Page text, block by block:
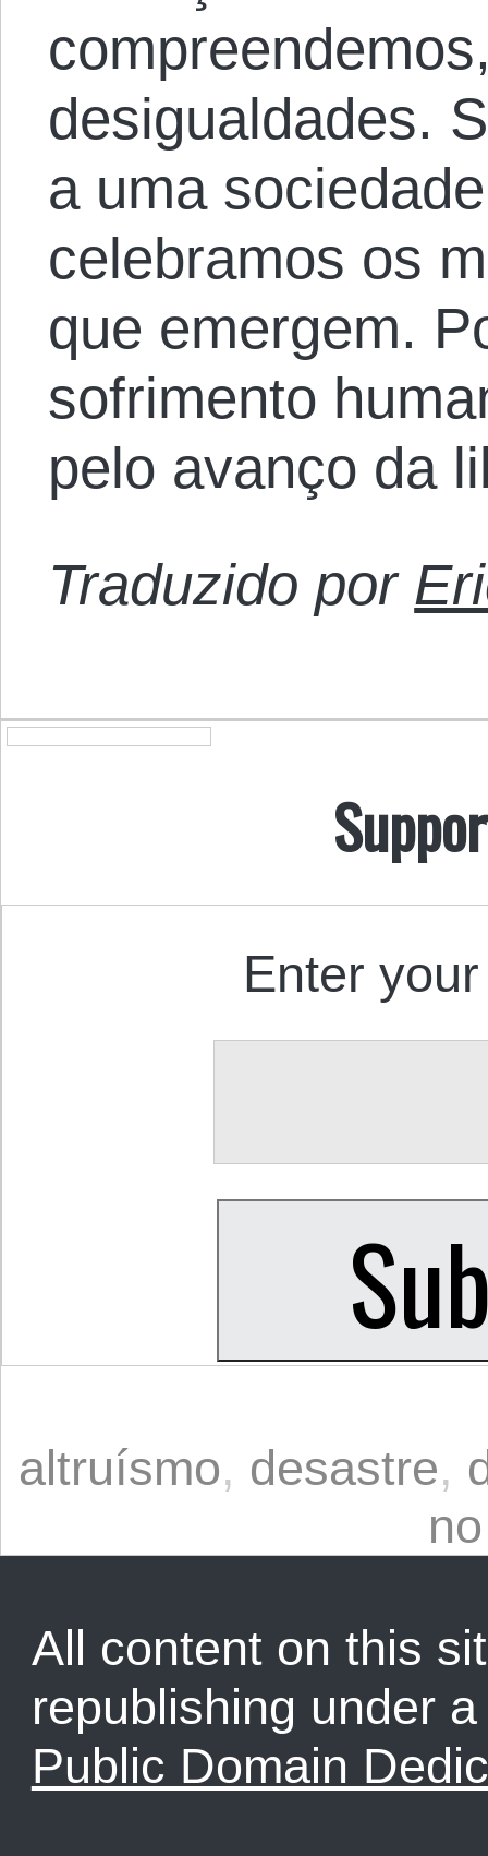
desigualdades.
a uma
celebramos os
que emergem.
sofrimento
pelo avanço da
Traduzido por
Enter
altruísmo, desastre,
All content on this
republishing under
Public Domain